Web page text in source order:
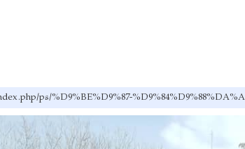
ps/%D9%BE%D9%87-